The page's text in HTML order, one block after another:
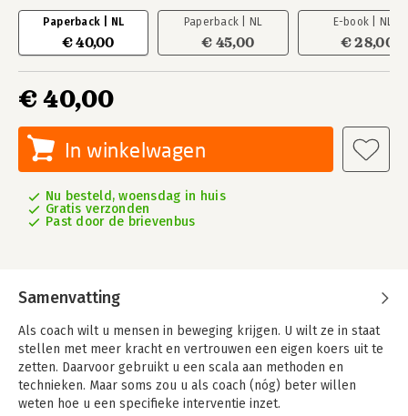
Paperback | NL
€ 40,00
Paperback | NL
€ 45,00
E-book | NL
€ 28,00
€ 40,00
In winkelwagen
Nu besteld, woensdag in huis
Gratis verzonden
Past door de brievenbus
Samenvatting
Als coach wilt u mensen in beweging krijgen. U wilt ze in staat
stellen met meer kracht en vertrouwen een eigen koers uit te
zetten. Daarvoor gebruikt u een scala aan methoden en
technieken. Maar soms zou u als coach (nóg) beter willen
weten hoe u een specifieke interventie inzet.